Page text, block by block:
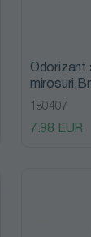
Odorizant
Herbs,
180407
7.98 EUR